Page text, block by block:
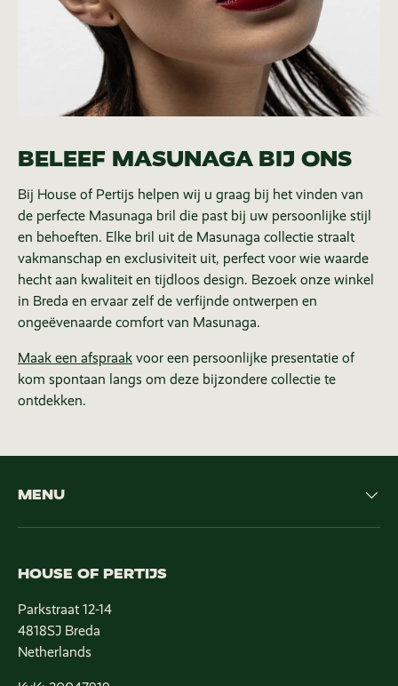
BELEEF MASUNAGA BIJ ONS
Bij House of Pertijs helpen wij u graag bij het vinden van
de perfecte Masunaga bril die past bij uw persoonlijke stijl
en behoeften. Elke bril uit de Masunaga collectie straalt
vakmanschap en exclusiviteit uit, perfect voor wie waarde
hecht aan kwaliteit en tijdloos design. Bezoek onze winkel
in Breda en ervaar zelf de verfijnde ontwerpen en
ongeëvenaarde comfort van Masunaga.
Maak een afspraak voor een persoonlijke presentatie of
kom spontaan langs om deze bijzondere collectie te
ontdekken.
MENU
HOUSE OF PERTIJS
Parkstraat 12-14
4818SJ Breda
Netherlands